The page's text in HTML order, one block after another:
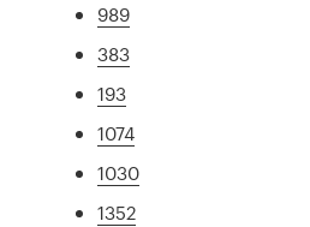
989
383
193
1074
1030
1352